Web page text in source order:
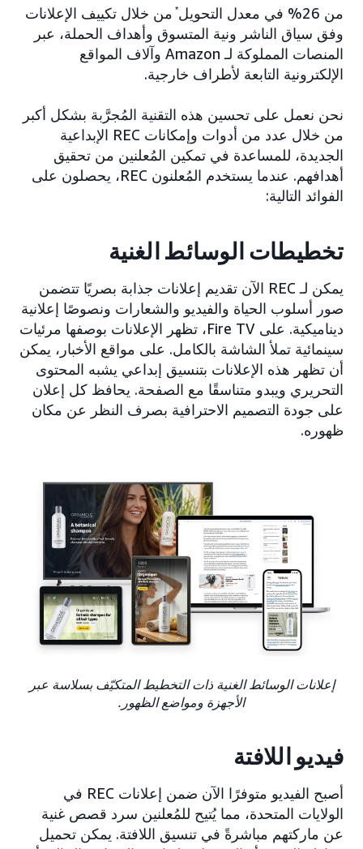
من 26% في معدل التحويل
* من خلال تكييف الإعلانات
وفق سياق الناشر ونية المتسوق وأهداف الحملة، عبر
المنصات المملوكة لـ Amazon وآلاف المواقع
الإلكترونية التابعة لأطراف خارجية.
نحن نعمل على تحسين هذه التقنية المُجرَّبة بشكل أكبر
من خلال عدد من أدوات وإمكانات REC الإبداعية
الجديدة، للمساعدة في تمكين المُعلنين من تحقيق
أهدافهم. عندما يستخدم المُعلنون REC، يحصلون على
الفوائد التالية:
تخطيطات الوسائط الغنية
يمكن لـ REC الآن تقديم إعلانات جذابة بصريًا تتضمن
صور أسلوب الحياة والفيديو والشعارات ونصوصًا إعلانية
ديناميكية. على Fire TV، تظهر الإعلانات بوصفها مرئيات
سينمائية تملأ الشاشة بالكامل. على مواقع الأخبار، يمكن
أن تظهر هذه الإعلانات بتنسيق إبداعي يشبه المحتوى
التحريري ويبدو متناسقًا مع الصفحة. يحافظ كل إعلان
على جودة التصميم الاحترافية بصرف النظر عن مكان
ظهوره.
إعلانات الوسائط الغنية ذات التخطيط المتكيّف بسلاسة عبر
الأجهزة ومواضع الظهور.
فيديو اللافتة
أصبح الفيديو متوفرًا الآن ضمن إعلانات REC في
الولايات المتحدة، مما يُتيح للمُعلنين سرد قصص غنية
عن ماركتهم مباشرةً في تنسيق اللافتة. يمكن تحميل